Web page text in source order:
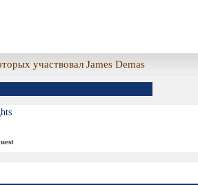
участвовал James Demas